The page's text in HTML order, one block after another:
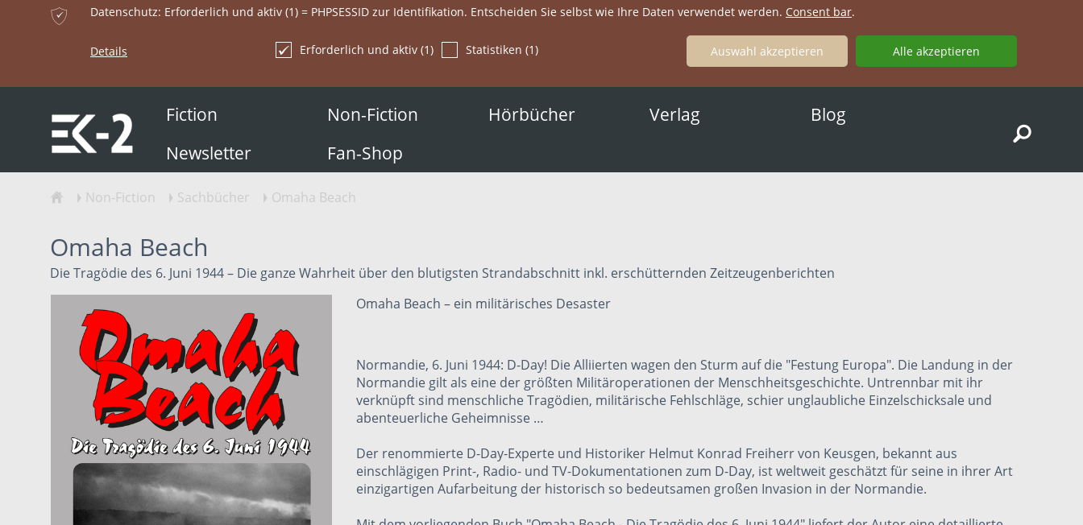
ќ Datenschutz: Erforderlich und aktiv (1) = PHPSESSID zur Identifikation. Entscheiden Sie selbst wie Ihre Daten verwendet werden. Consent bar.
Details Erforderlich und aktiv (1) Statistiken (1)
Fiction Non-Fiction Hörbücher Verlag
Blog
Newsletter
Fan-Shop
ř
ŷ Ţ Non-Fiction Ţ Sachbücher Ţ Omaha Beach
Omaha Beach
Die Tragödie des 6. Juni 1944 – Die ganze Wahrheit über den blutigsten Strandabschnitt inkl. erschütternden Zeitzeugenberichten
Omaha Beach – ein militärisches Desaster
Normandie, 6. Juni 1944: D-Day! Die Alliierten wagen den Sturm auf die "Festung Europa". Die Landung in der
Normandie gilt als eine der größten Militäroperationen der Menschheitsgeschichte. Untrennbar mit ihr
verknüpft sind menschliche Tragödien, militärische Fehlschläge, schier unglaubliche Einzelschicksale und
abenteuerliche Geheimnisse …
Der renommierte D-Day-Experte und Historiker Helmut Konrad Freiherr von Keusgen, bekannt aus
einschlägigen Print-, Radio- und TV-Dokumentationen zum D-Day, ist weltweit geschätzt für seine in ihrer Art
einzigartigen Aufarbeitung der historisch so bedeutsamen großen Invasion in der Normandie.